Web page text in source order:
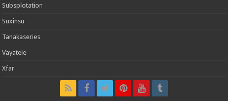
Subsplotation
Suxinsu
Tanakaseries
Vayatele
Xfar